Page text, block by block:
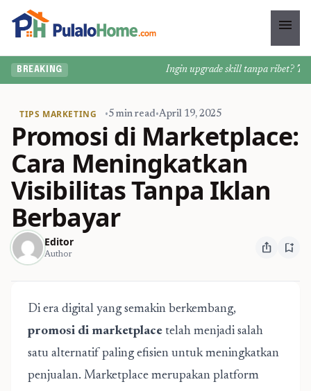
menu
BREAKING Ingin upgrade skill tanpa ribet?
TIPS MARKETING •5 min read•April 19, 2025
Promosi di Marketplace:
Cara Meningkatkan
Visibilitas Tanpa Iklan
Berbayar
Editor
Author ios_share bookmark_add
Di era digital yang semakin berkembang,
promosi di marketplace telah menjadi salah
satu alternatif paling efisien untuk meningkatkan
penjualan. Marketplace merupakan platform